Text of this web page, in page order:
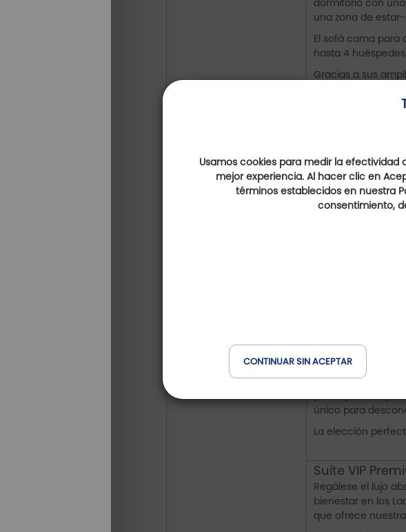
Usamos cookies para medir la
mejor experiencia. Al hacer clic en
términos establecidos en nuestra
consentimiento,
CONTINUAR SIN ACEPTAR
dormitorio con
una zona de
El sofá cama para
hasta 4 huéspedes.
Gracias a sus
lago situado en el
La tranquilidad
el descanso y el
Suite VIP
Su terraza
ofrece unas
La decoración
y tranquilidad que
único para
La elección
Suite VIP
Regálese el lujo
bienestar en los
que ofrece nuestra